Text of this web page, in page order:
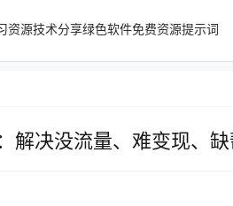
资源技术分享绿色软件免费资源提示词
解决没流量、难变现、